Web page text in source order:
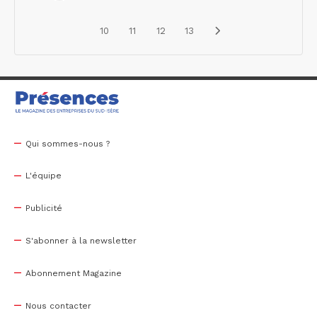
10 11 12 13
Qui sommes-nous ?
L'équipe
Publicité
S'abonner à la newsletter
Abonnement Magazine
Nous contacter